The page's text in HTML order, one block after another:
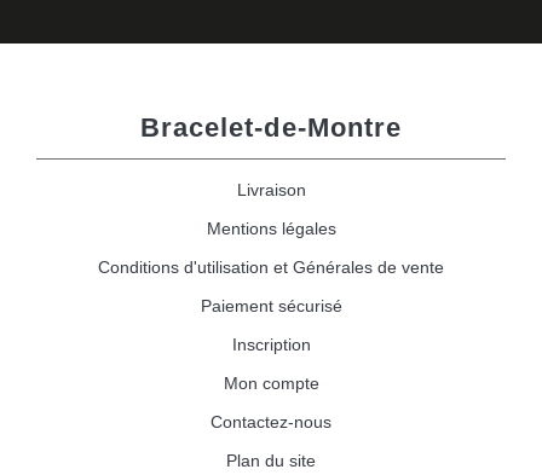
Bracelet-de-Montre
Livraison
Mentions légales
Conditions d'utilisation et Générales de vente
Paiement sécurisé
Inscription
Mon compte
Contactez-nous
Plan du site